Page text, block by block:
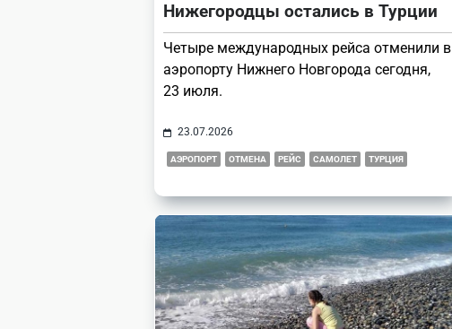
Нижегородцы остались в Турции
Четыре международных рейса отменили в
аэропорту Нижнего Новгорода сегодня,
23 июля.
23.07.2026
АЭРОПОРТ ОТМЕНА РЕЙС САМОЛЕТ ТУРЦИЯ